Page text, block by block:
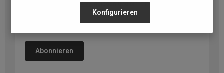
genommen und dieAGBgelesen und bin mit ihnen
Abonnieren
Konfigurieren